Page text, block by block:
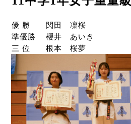
優 勝 関田 凜桜
準優勝
櫻井 あいき
三 位
根本 桜夢